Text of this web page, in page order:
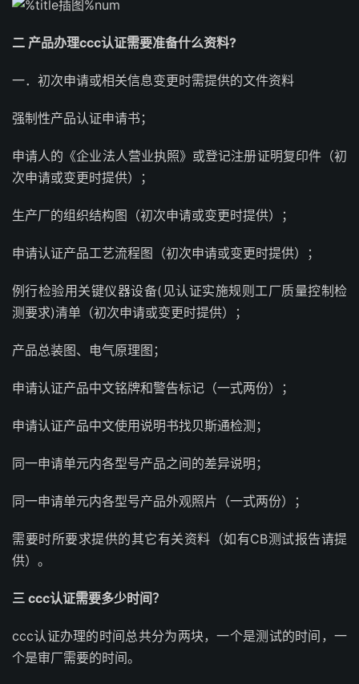
二 产品办理ccc认证需要准备什么资料?
一．初次申请或相关信息变更时需提供的文件资料
强制性产品认证申请书；
申请人的《企业法人营业执照》或登记注册证明复印件（初
次申请或变更时提供）；
生产厂的组织结构图（初次申请或变更时提供）；
申请认证产品工艺流程图（初次申请或变更时提供）；
例行检验用关键仪器设备(见认证实施规则工厂质量控制检
测要求)清单（初次申请或变更时提供）；
产品总装图、电气原理图；
申请认证产品中文铭牌和警告标记（一式两份）；
申请认证产品中文使用说明书找贝斯通检测；
同一申请单元内各型号产品之间的差异说明；
同一申请单元内各型号产品外观照片（一式两份）；
需要时所要求提供的其它有关资料（如有CB测试报告请提
供）。
三 ccc认证需要多少时间？
ccc认证办理的时间总共分为两块，一个是测试的时间，一
个是审厂需要的时间。